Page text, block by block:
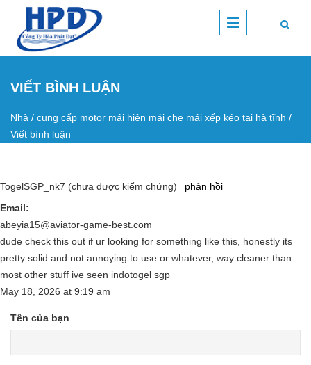
Nhảy đến nội dung
VIẾT BÌNH LUẬN
Bạn đang ở đây
Nhà / cung cấp motor mái hiên mái che mái xếp kéo tại hà tĩnh /
Viết bình luận
TogelSGP_nk7 (chưa được kiểm chứng)
phản hồi
Email:
abeyia15@aviator-game-best.com
dude check this out if ur looking for something like this, honestly its
pretty solid and not annoying to use or whatever, way cleaner than
most other stuff ive seen indotogel sgp
May 18, 2026 at 9:19 am
Tên của bạn